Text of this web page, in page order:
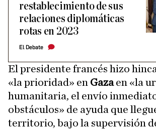
restablecimiento de sus
relaciones diplomáticas
rotas en 2023
El Debate
El presidente francés hizo
«la prioridad» en Gazaen «la
humanitaria, el envío
obstáculos» de ayuda que
territorio, bajo la supervisión